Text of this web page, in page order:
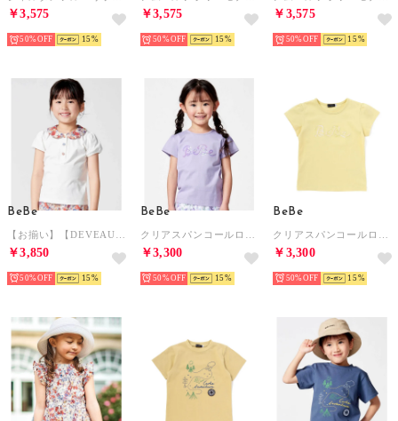
￥3,575
50% 15
￥3,575
50% 15
￥3,575
50% 15
BeBe
￥3,850
50% 15
BeBe
￥3,300
50% 15
BeBe
￥3,300
50% 15